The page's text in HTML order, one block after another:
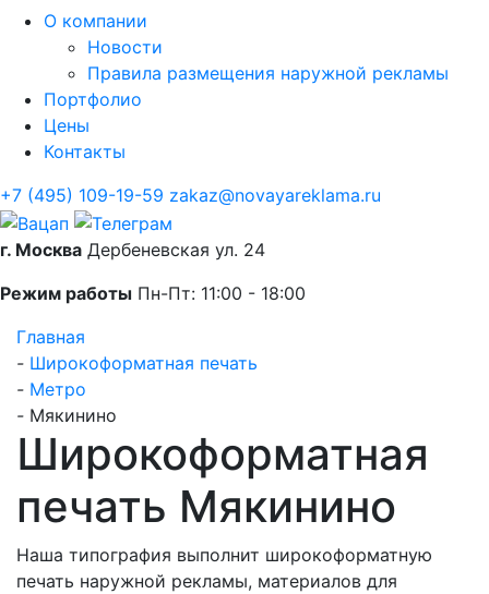
О компании
Новости
Правила размещения наружной рекламы
Портфолио
Цены
Контакты
+7 (495) 109-19-59 zakaz@novayareklama.ru
г. Москва Дербеневская ул. 24
Режим работы Пн-Пт: 11:00 - 18:00
Главная
- Широкоформатная печать
- Метро
- Мякинино
Широкоформатная
печать Мякинино
Наша типография выполнит широкоформатную
печать наружной рекламы, материалов для